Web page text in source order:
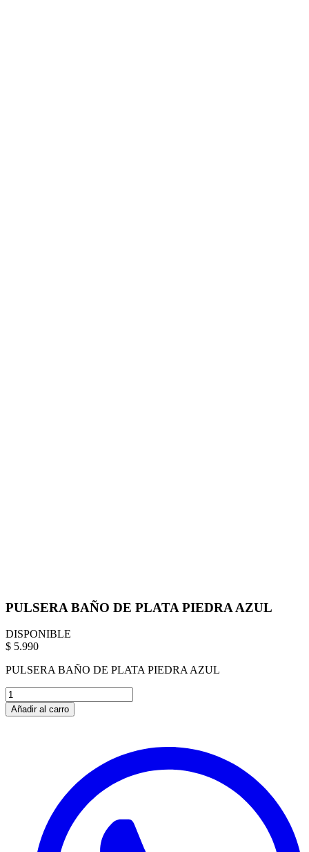
PULSERA BAÑO DE PLATA PIEDRA AZUL
DISPONIBLE
$ 5.990
PULSERA BAÑO DE PLATA PIEDRA AZUL
Añadir al carro